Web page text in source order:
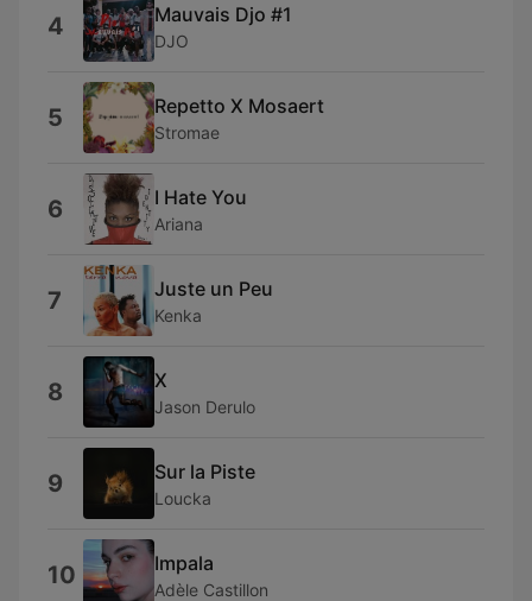
4 Mauvais Djo #1
DJO
5 Repetto X Mosaert
Stromae
6 I Hate You
Ariana
7 Juste un Peu
Kenka
8 X
Jason Derulo
9 Sur la Piste
Loucka
10 Impala
Adèle Castillon